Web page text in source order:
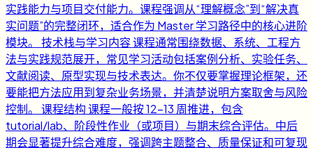
实践能力与项目交付能力。课程强调从“理解概念”到“解决真
实问题”的完整闭环，适合作为 Master 学习路径中的核心进阶
模块。 技术栈与学习内容 课程通常围绕数据、系统、工程方
法与实践规范展开，常见学习活动包括案例分析、实验任务、
文献阅读、原型实现与技术表达。你不仅要掌握理论框架，还
要能把方法应用到复杂业务场景，并清楚说明方案取舍与风险
控制。 课程结构 课程一般按 12-13 周推进，包含
tutorial/lab、阶段性作业（或项目）与期末综合评估。中后
期会显著提升综合难度，强调跨主题整合、质量保证和可复现